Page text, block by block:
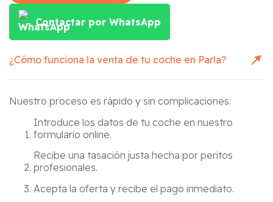
Contactar por WhatsApp
¿Cómo funciona la venta de tu coche en Parla?
Nuestro proceso es rápido y sin complicaciones:
Introduce los datos de tu coche en nuestro
formulario online.
Recibe una tasación justa hecha por peritos
profesionales.
Acepta la oferta y recibe el pago inmediato.